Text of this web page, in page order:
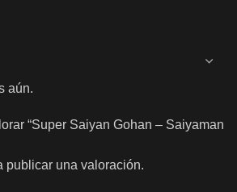
aún.
“Super Saiyan Gohan – Saiyaman
publicar una valoración.